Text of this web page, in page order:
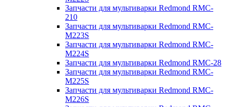
Запчасти для мультиварки Redmond RMC-
210
Запчасти для мультиварки Redmond RMC-
M223S
Запчасти для мультиварки Redmond RMC-
M224S
Запчасти для мультиварки Redmond RMC-28
Запчасти для мультиварки Redmond RMC-
M225S
Запчасти для мультиварки Redmond RMC-
M226S